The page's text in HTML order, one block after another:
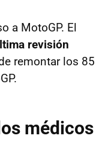
a MotoGP. El
revisión
remontar los 85
médicos